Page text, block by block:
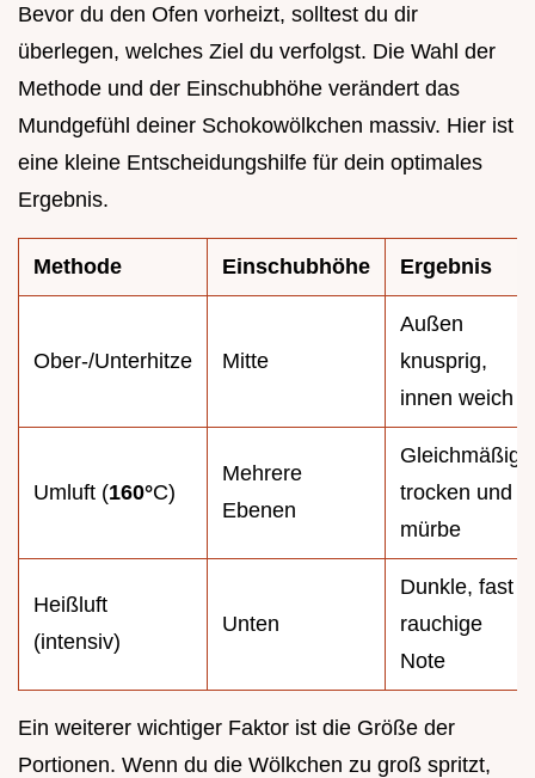
Bevor du den Ofen vorheizt, solltest du dir
überlegen, welches Ziel du verfolgst. Die Wahl der
Methode und der Einschubhöhe verändert das
Mundgefühl deiner Schokowölkchen massiv. Hier ist
eine kleine Entscheidungshilfe für dein optimales
Ergebnis.
Methode Einschubhöhe Ergebnis
Ober-/Unterhitze Mitte
Außen
knusprig,
innen weich
Umluft (160°C)
Mehrere
Ebenen
Gleichmäßig
trocken und
mürbe
Heißluft
(intensiv)
Unten
Dunkle, fast
rauchige
Note
Ein weiterer wichtiger Faktor ist die Größe der
Portionen. Wenn du die Wölkchen zu groß spritzt,